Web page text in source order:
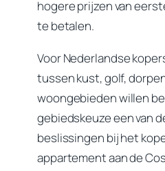
hogere prijzen van
te betalen.
Voor Nederlandse
tussen kust, golf,
woongebieden willen
gebiedskeuze een van
beslissingen bij het
appartement aan de